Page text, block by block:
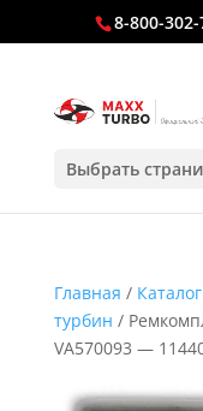
8-800-
Выбрать
Главная / Каталог
турбин /
VA570093 —